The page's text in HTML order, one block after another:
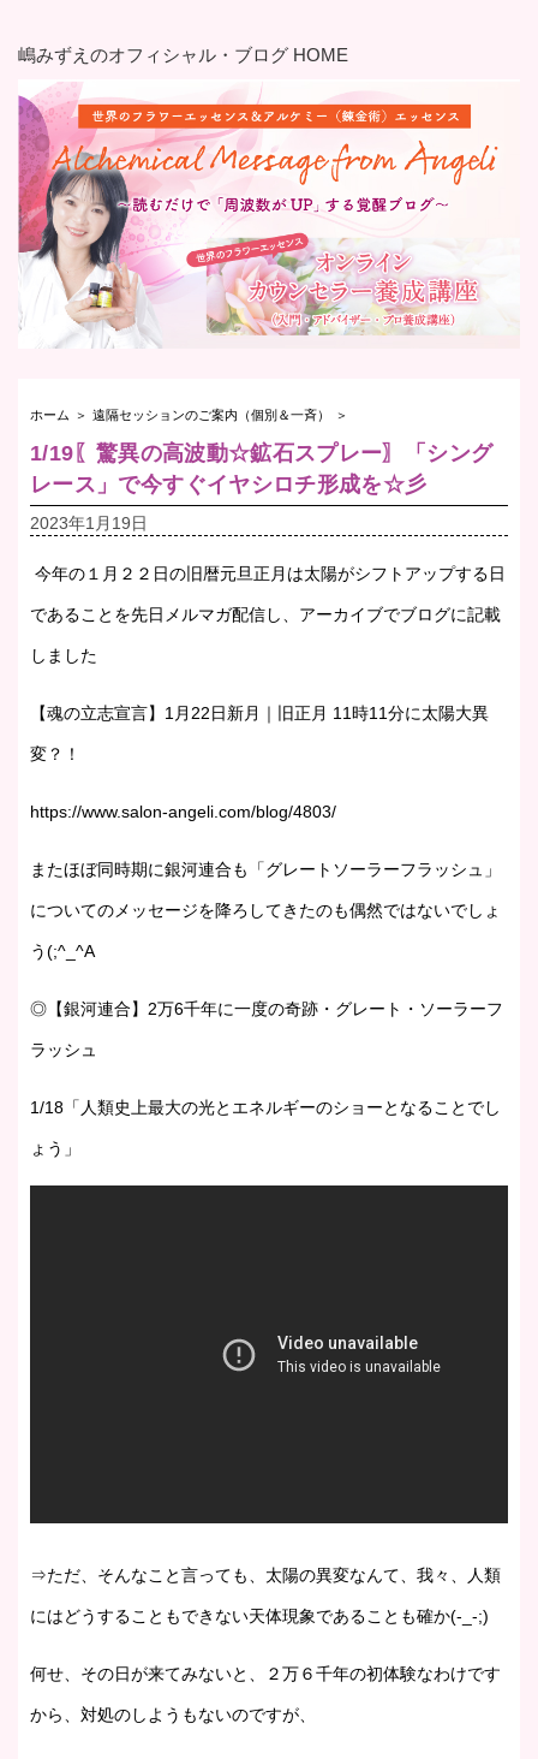
嶋みずえのオフィシャル・ブログ HOME
ホーム ＞ 遠隔セッションのご案内（個別＆一斉） ＞
1/19〖驚異の高波動☆鉱石スプレー〗「シング
レース」で今すぐイヤシロチ形成を☆彡
2023年1月19日
今年の１月２２日の旧暦元旦正月は太陽がシフトアップする日
であることを先日メルマガ配信し、アーカイブでブログに記載
しました
【魂の立志宣言】1月22日新月｜旧正月 11時11分に太陽大異
変？！
https://www.salon-angeli.com/blog/4803/
またほぼ同時期に銀河連合も「グレートソーラーフラッシュ」
についてのメッセージを降ろしてきたのも偶然ではないでしょ
う(;^_^A
◎【銀河連合】2万6千年に一度の奇跡・グレート・ソーラーフ
ラッシュ
1/18「人類史上最大の光とエネルギーのショーとなることでし
ょう」
⇒ただ、そんなこと言っても、太陽の異変なんて、我々、人類
にはどうすることもできない天体現象であることも確か(-_-;)
何せ、その日が来てみないと、２万６千年の初体験なわけです
から、対処のしようもないのですが、